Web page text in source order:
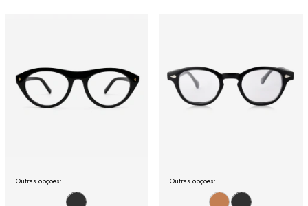
Outras opções: Outras opções: